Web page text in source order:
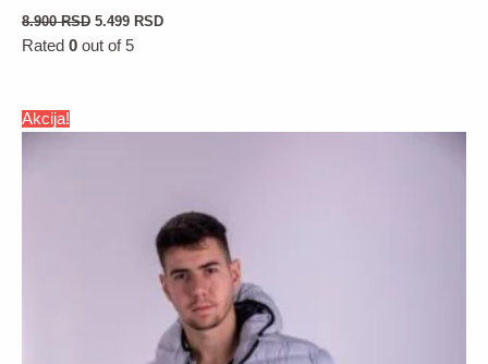
8.900RSD 5.499 RSD
Rated 0 out of 5
Akcija!